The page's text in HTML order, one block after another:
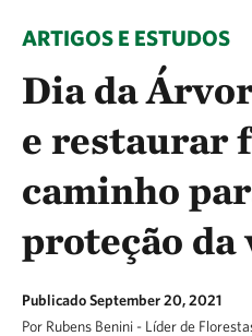
ARTIGOS E ESTUDOS
Dia da
e restaurar
caminho
proteção da
Publicado September 20, 2021
Por Rubens Benini - Líder de